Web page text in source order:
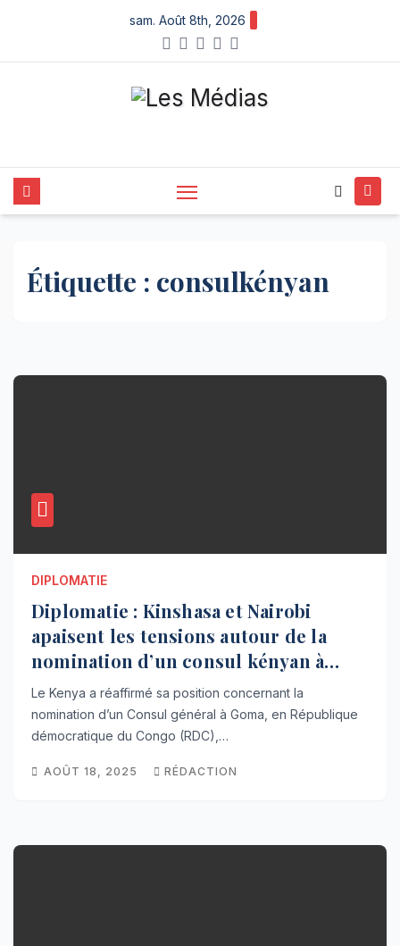
content
sam. Août 8th, 2026
Étiquette : consulkényan
DIPLOMATIE
Diplomatie : Kinshasa et Nairobi
apaisent les tensions autour de la
nomination d’un consul kényan à
Goma
Le Kenya a réaffirmé sa position concernant la
nomination d’un Consul général à Goma, en République
démocratique du Congo (RDC),…
AOÛT 18, 2025 RÉDACTION